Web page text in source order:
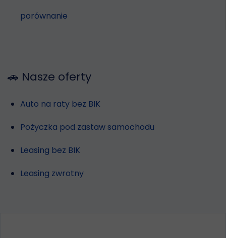
🚗 Nasze oferty
Auto na raty bez BIK
Pożyczka pod zastaw samochodu
Leasing bez BIK
Leasing zwrotny
porównanie